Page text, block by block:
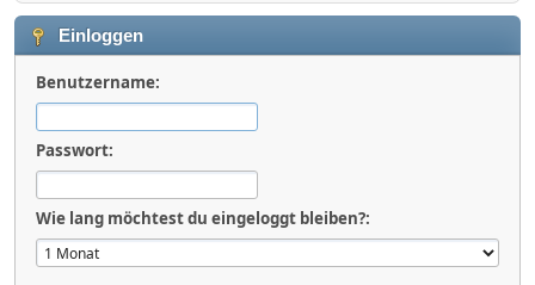
Einloggen
Benutzername:
Passwort:
Wie lang möchtest du eingeloggt bleiben?: